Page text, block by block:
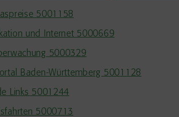
5001158
und Internet 5000669
5000329
Baden-Württemberg 5001128
Links 5001244
5000713